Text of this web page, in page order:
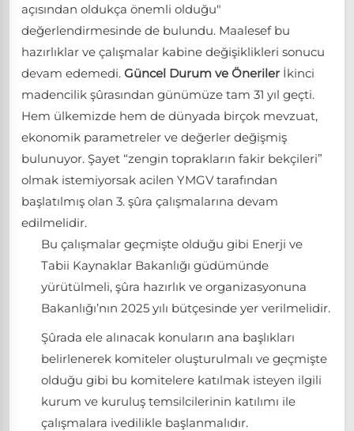
açısından oldukça önemli olduğu"
değerlendirmesinde de bulundu. Maalesef bu
hazırlıklar ve çalışmalar kabine değişiklikleri sonucu
devam edemedi. Güncel Durum ve Öneriler İkinci
madencilik şûrasından günümüze tam 31 yıl geçti.
Hem ülkemizde hem de dünyada birçok mevzuat,
ekonomik parametreler ve değerler değişmiş
bulunuyor. Şayet “zengin toprakların fakir bekçileri”
olmak istemiyorsak acilen YMGV tarafından
başlatılmış olan 3. şûra çalışmalarına devam
edilmelidir.
Bu çalışmalar geçmişte olduğu gibi Enerji ve
Tabii Kaynaklar Bakanlığı güdümünde
yürütülmeli, şûra hazırlık ve organizasyonuna
Bakanlığı’nın 2025 yılı bütçesinde yer verilmelidir.
Şûrada ele alınacak konuların ana başlıkları
belirlenerek komiteler oluşturulmalı ve geçmişte
olduğu gibi bu komitelere katılmak isteyen ilgili
kurum ve kuruluş temsilcilerinin katılımı ile
çalışmalara ivedilikle başlanmalıdır.